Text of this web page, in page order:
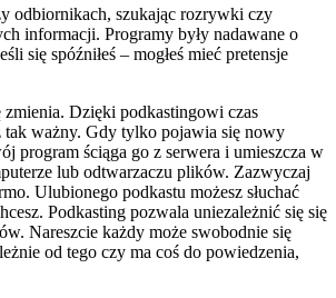
odbiornikach, szukając rozrywki czy
informacji. Programy były nadawane o
się spóźniłeś – mogłeś mieć pretensje
zmienia. Dzięki podkastingowi czas
tak ważny. Gdy tylko pojawia się nowy
program ściąga go z serwera i umieszcza w
lub odtwarzaczu plików. Zazwyczaj
Ulubionego podkastu możesz słuchać
Podkasting pozwala uniezależnić się się
Nareszcie każdy może swobodnie się
od tego czy ma coś do powiedzenia,